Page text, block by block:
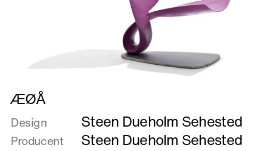
Læs
mere
om
ÆØÅ
ÆØÅ
Design Steen Dueholm Sehested
Producent Steen Dueholm Sehested